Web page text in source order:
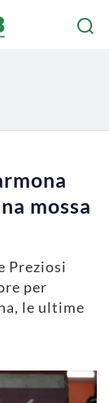
mossa
Preziosi
per
le ultime